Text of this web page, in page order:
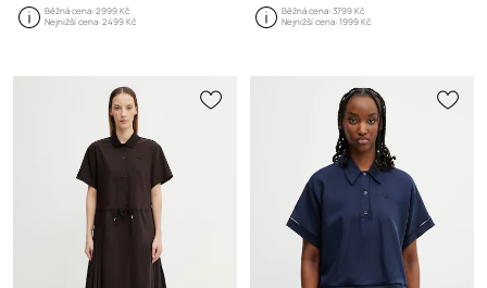
Běžná cena:2999 Kč
Nejnižší cena:2499 Kč
Běžná cena:3799 Kč
Nejnižší cena:1999 Kč